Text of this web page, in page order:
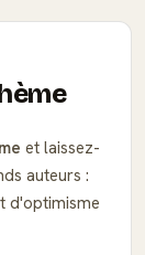
et laissez-
auteurs :
d'optimisme